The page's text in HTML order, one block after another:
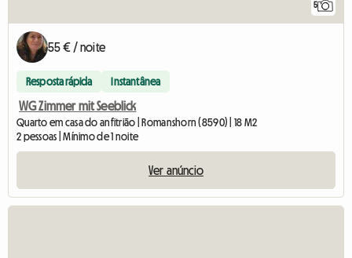
5
55 € / noite
Resposta rápida Instantânea
WG Zimmer mit Seeblick
Quarto em casa do anfitrião | Romanshorn (8590) | 18 M2
2 pessoas | Mínimo de 1 noite
Ver anúncio